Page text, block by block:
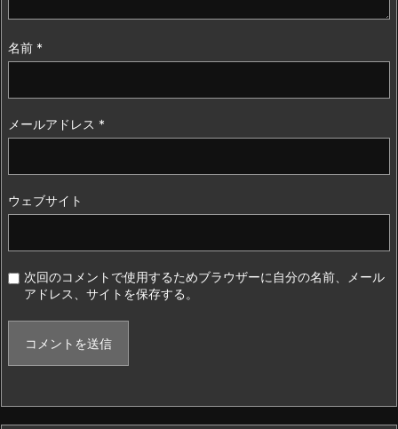
名前 *
メールアドレス *
ウェブサイト
次回のコメントで使用するためブラウザーに自分の名前、メール
アドレス、サイトを保存する。